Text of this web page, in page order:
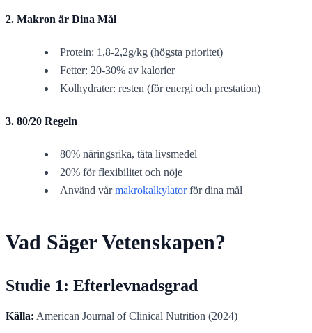
2. Makron är Dina Mål
Protein: 1,8-2,2g/kg (högsta prioritet)
Fetter: 20-30% av kalorier
Kolhydrater: resten (för energi och prestation)
3. 80/20 Regeln
80% näringsrika, täta livsmedel
20% för flexibilitet och nöje
Använd vårmakrokalkylatorför dina mål
Vad Säger Vetenskapen?
Studie 1: Efterlevnadsgrad
Källa: American Journal of Clinical Nutrition (2024)